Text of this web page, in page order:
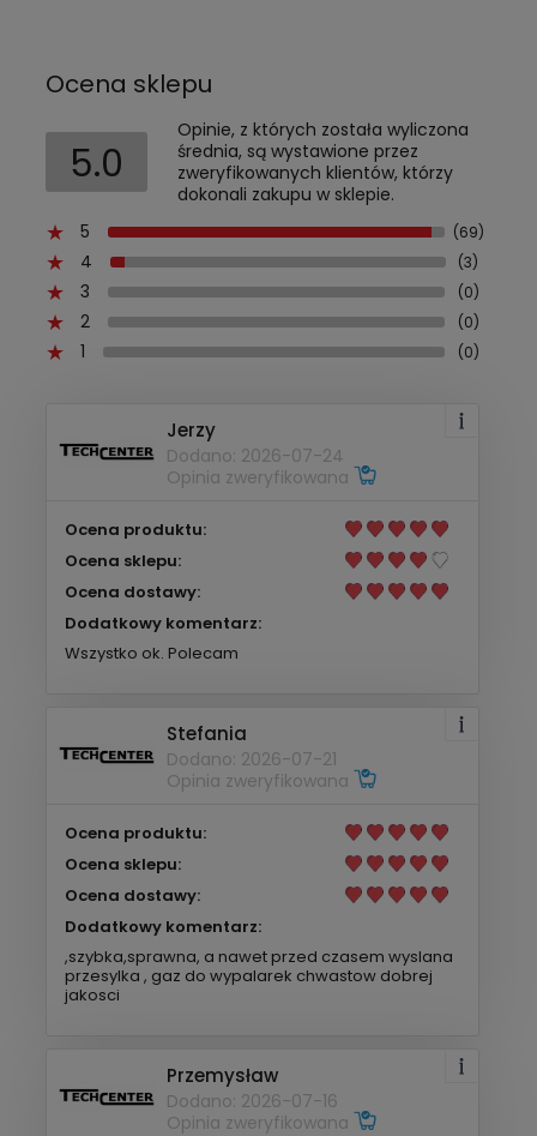
Ocena sklepu
5.0
Opinie, z których została wyliczona
średnia, są wystawione przez
zweryfikowanych klientów, którzy
dokonali zakupu w sklepie.
5
(69)
4 (3)
3 (0)
2 (0)
1 (0)
Jerzy
Dodano: 2026-07-24
Opinia zweryfikowana
Ocena produktu:
Ocena sklepu:
Ocena dostawy:
Dodatkowy komentarz:
Wszystko ok. Polecam
Stefania
Dodano: 2026-07-21
Opinia zweryfikowana
Ocena produktu:
Ocena sklepu:
Ocena dostawy:
Dodatkowy komentarz:
,szybka,sprawna, a nawet przed czasem wyslana
przesylka , gaz do wypalarek chwastow dobrej
jakosci
Przemysław
Dodano: 2026-07-16
Opinia zweryfikowana